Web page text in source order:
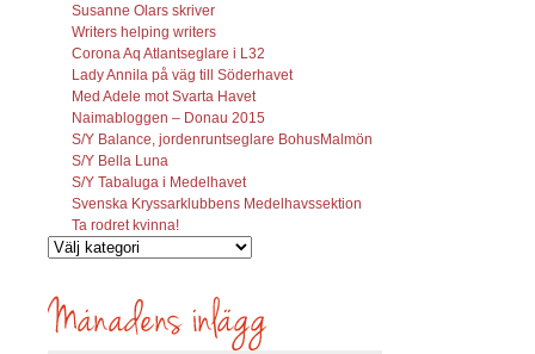
Susanne Olars skriver
Writers helping writers
Corona Aq Atlantseglare i L32
Lady Annila på väg till Söderhavet
Med Adele mot Svarta Havet
Naimabloggen – Donau 2015
S/Y Balance, jordenruntseglare BohusMalmön
S/Y Bella Luna
S/Y Tabaluga i Medelhavet
Svenska Kryssarklubbens Medelhavssektion
Ta rodret kvinna!
Vilka
söks?